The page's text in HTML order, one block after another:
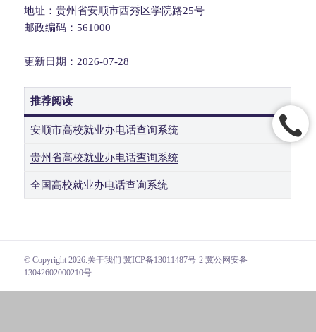
地址：贵州省安顺市西秀区学院路25号
邮政编码：561000
更新日期：2026-07-28
推荐阅读
安顺市高校就业办电话查询系统
贵州省高校就业办电话查询系统
全国高校就业办电话查询系统
© Copyright 2026. 关于我们 冀ICP备13011487号-2 冀公网安备
13042602000210号